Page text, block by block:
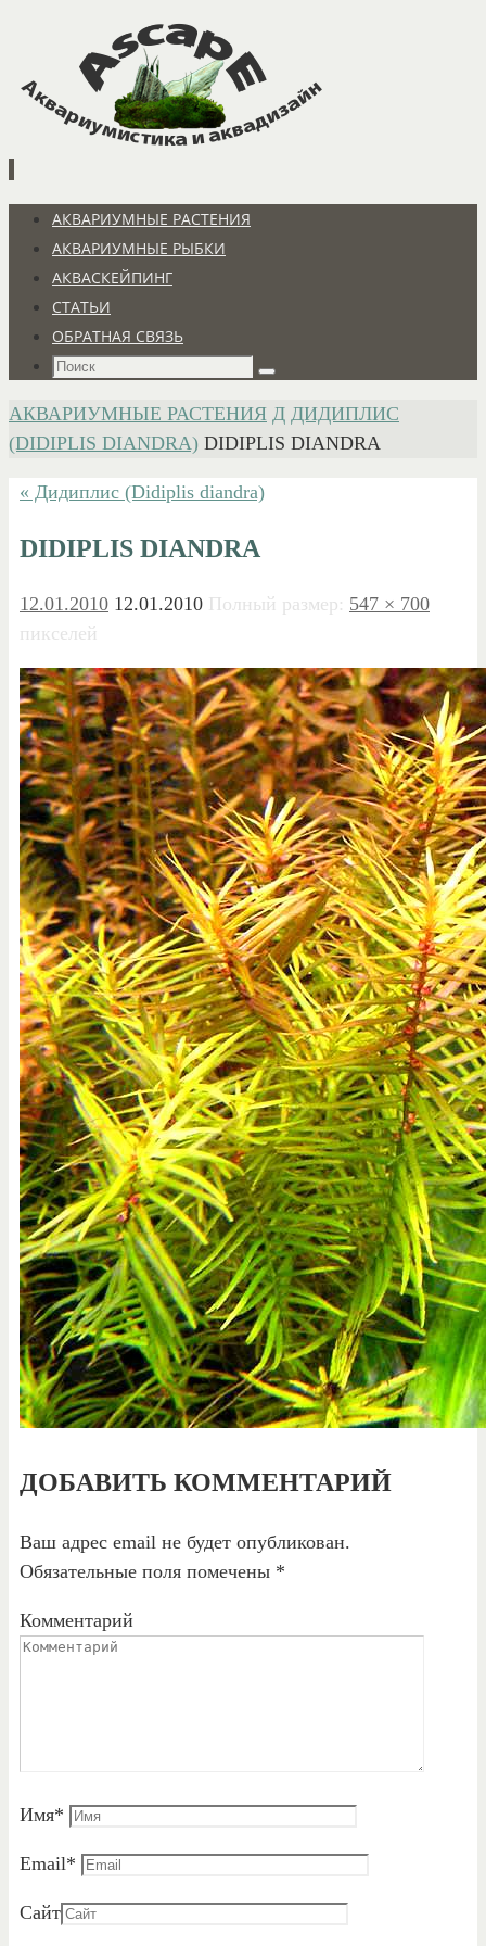
содержимому
Перейти
содержимому
АКВАРИУМНЫЕ РАСТЕНИЯ
АКВАРИУМНЫЕ РЫБКИ
АКВАСКЕЙПИНГ
СТАТЬИ
ОБРАТНАЯ СВЯЗЬ
Что
Поиск
ГЛАВНАЯ
АКВАРИУМНЫЕ РАСТЕНИЯ Д ДИДИПЛИС
(DIDIPLIS DIANDRA) DIDIPLIS DIANDRA
« Дидиплис (Didiplis diandra)
DIDIPLIS DIANDRA
12.01.2010 12.01.2010 Полный размер: 547 × 700
пикселей
ДОБАВИТЬ КОММЕНТАРИЙ
Ваш адрес email не будет опубликован.
Обязательные поля помечены *
Комментарий
Имя*
Email*
Сайт